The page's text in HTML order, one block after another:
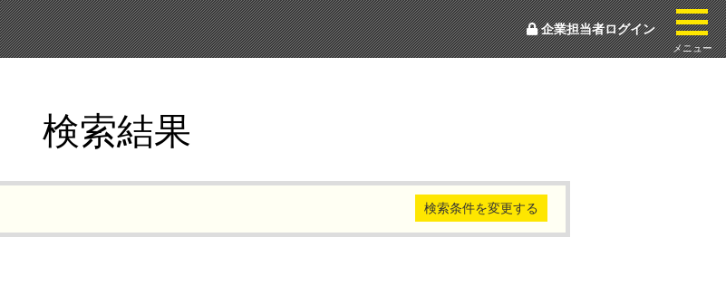
企業担当者ログイン
メニュー
検索結果
検索条件を変更する